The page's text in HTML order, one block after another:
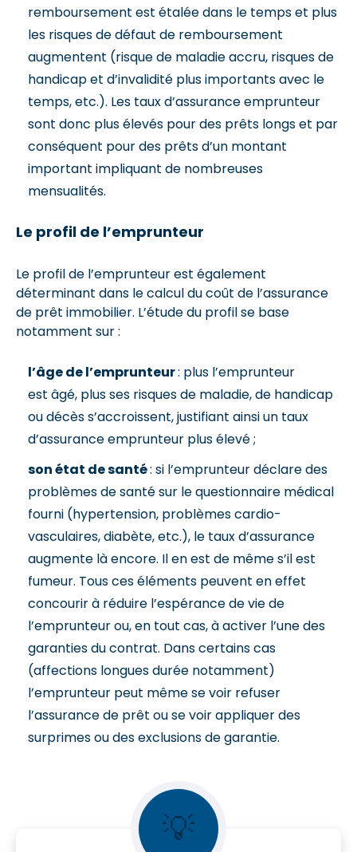
remboursement est étalée dans le temps et plus
les risques de défaut de remboursement
augmentent (risque de maladie accru, risques de
handicap et d’invalidité plus importants avec le
temps, etc.). Les taux d’assurance emprunteur
sont donc plus élevés pour des prêts longs et par
conséquent pour des prêts d’un montant
important impliquant de nombreuses
mensualités.
Le profil de l’emprunteur
Le profil de l’emprunteur est également
déterminant dans le calcul du coût de l’assurance
de prêt immobilier. L’étude du profil se base
notamment sur :
l’âge de l’emprunteur: plus l’emprunteur
est âgé, plus ses risques de maladie, de handicap
ou décès s’accroissent, justifiant ainsi un taux
d’assurance emprunteur plus élevé ;
son état de santé: si l’emprunteur déclare des
problèmes de santé sur le questionnaire médical
fourni (hypertension, problèmes cardio-
vasculaires, diabète, etc.), le taux d’assurance
augmente là encore. Il en est de même s’il est
fumeur. Tous ces éléments peuvent en effet
concourir à réduire l’espérance de vie de
l’emprunteur ou, en tout cas, à activer l’une des
garanties du contrat. Dans certains cas
(affections longues durée notamment)
l’emprunteur peut même se voir refuser
l’assurance de prêt ou se voir appliquer des
surprimes ou des exclusions de garantie.
💡